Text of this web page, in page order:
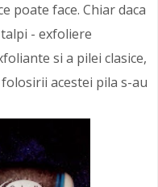
poate face. Chiar daca
- exfoliere
si a pilei clasice,
acestei pila s-au